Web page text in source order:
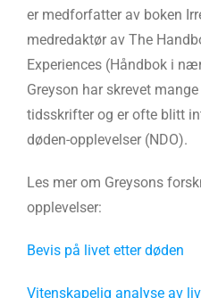
er medforfatter av boken
medredaktør av The
Experiences (Håndbok i
Greyson har skrevet
tidsskrifter og er ofte blitt
døden-opplevelser (NDO).
Les mer om Greysons
opplevelser:
Bevis på livet etter døden
Vitenskapelig analyse av